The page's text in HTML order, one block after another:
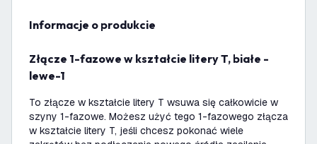
informacje o produkcie
Złącze 1-fazowe w kształcie litery T, białe -
lewe-1
To złącze w kształcie litery T wsuwa się całkowicie w
szyny 1-fazowe. Możesz użyć tego 1-fazowego złącza
w kształcie litery T, jeśli chcesz pokonać wiele